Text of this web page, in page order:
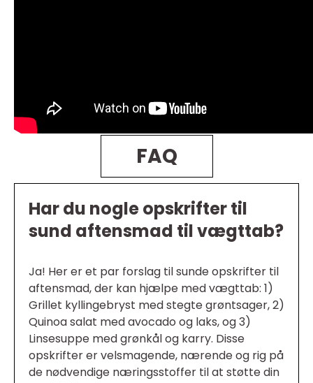
FAQ
Har du nogle opskrifter til
sund aftensmad til vægttab?
Ja! Her er et par forslag til sunde opskrifter til
aftensmad, der kan hjælpe med vægttab: 1)
Grillet kyllingebryst med stegte grøntsager, 2)
Quinoa salat med avocado og laks, og 3)
Linsesuppe med grønkål og karry. Disse
opskrifter er velsmagende, nærende og rig på
de nødvendige næringsstoffer til at støtte din